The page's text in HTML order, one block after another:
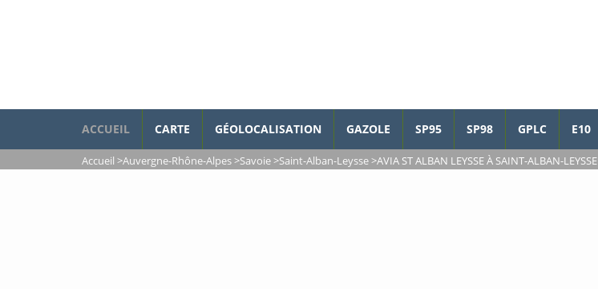
ACCUEIL CARTE GÉOLOCALISATION GAZOLE SP95 SP98 GPLC E10
Accueil >Auvergne-Rhône-Alpes>Savoie>Saint-Alban-Leysse>AVIA ST ALBAN LEYSSE À SAINT-ALBAN-LEYSSE